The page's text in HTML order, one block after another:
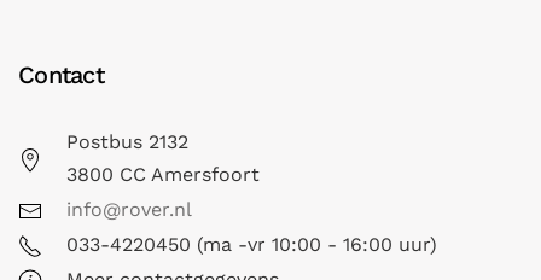
Contact
Postbus 2132
3800 CC Amersfoort
info@rover.nl
033-4220450 (ma -vr 10:00 - 16:00 uur)